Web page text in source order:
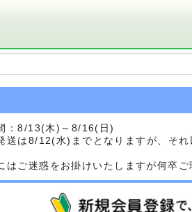
：8/13(木)～8/16(日)
送は8/12(水)までとなりますが、そ
はご迷惑をお掛けいたしますが何卒